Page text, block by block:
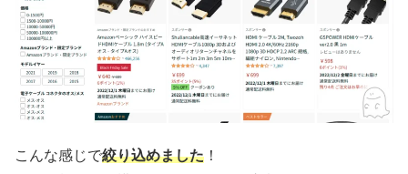
こんな感じで絞り込めました ！